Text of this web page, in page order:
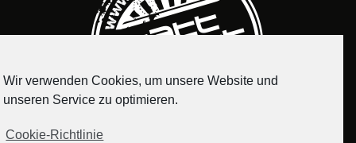
Wir verwenden Cookies, um unsere Website und
unseren Service zu optimieren.
Cookie-Richtlinie